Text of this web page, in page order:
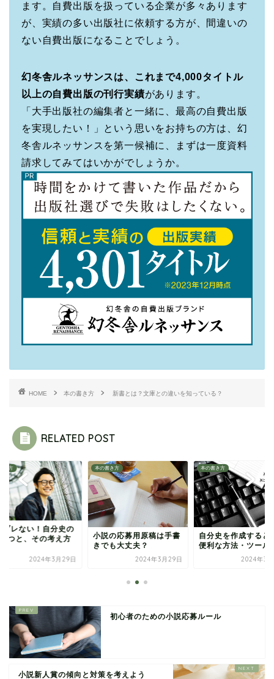
ます。自費出版を扱っている企業が多々あります
が、実績の多い出版社に依頼する方が、間違いの
ない自費出版になることでしょう。
幻冬舎ルネッサンスは、これまで4,000タイトル
以上の自費出版の刊行実績があります。
「大手出版社の編集者と一緒に、最高の自費出版
を実現したい！」という思いをお持ちの方は、幻
冬舎ルネッサンスを第一候補に、まずは一度資料
請求してみてはいかがでしょうか。
HOME 本の書き方 新書とは？文庫との違いを知っている？
RELATED POST
き方
ブレない！自分史の
5つと、その考え方
2024年3月29日
本の書き方
小説の応募用原稿は手書
きでも大丈夫？
2024年3月29日
本の書き方
自分史を作成すると
便利な方法・ツール
2024年3
初心者のための小説応募ルール
小説新人賞の傾向と対策を考えよう